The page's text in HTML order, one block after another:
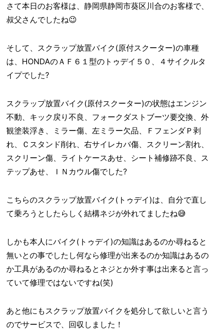
さて本日のお客様は、静岡県静岡市葵区川合のお客様で、
叔父さんでしたね😉
そして、スクラップ放置バイク(原付スクーター)の車種
は、HONDAのＡＦ６１型のトゥデイ５０、４サイクルタ
イプでした?
スクラップ放置バイク(原付スクーター)の状態はエンジン
不動、キック戻り不良、フォークダストブーツ要交換、外
観塗装浮き、ミラー傷、左ミラー欠品、ＦフェンダＰ剥
れ、Ｃスタンド削れ、右サイレカバ傷、スクリーン割れ、
スクリーン傷、ライトケースあせ、シート補修跡不良、ス
テップあせ、ＩＮカウル傷でした?
こちらのスクラップ放置バイク(トゥデイ)は、自分で直し
て乗ろうとしたらしく結構ネジが外れてましたね😅
しかも本人にバイク(トゥデイ)の知識はあるのか尋ねると
無いとの事でしたし何なら修理が出来るのか知識はあるの
か工具があるのか尋ねるとネジとか外す事は出来ると言っ
ていて修理ではないですね(笑)
あと他にもスクラップ放置バイクを処分して欲しいと言う
のでサービスで、回収しました！